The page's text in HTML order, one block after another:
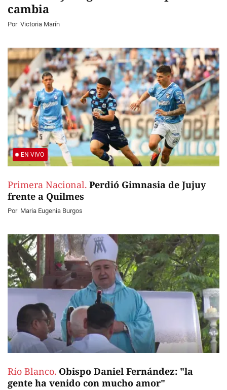
cambia
Por Victoria Marín
EN VIVO
Primera Nacional. Perdió Gimnasia de Jujuy
frente a Quilmes
Por Maria Eugenia Burgos
Río Blanco. Obispo Daniel Fernández: "la
gente ha venido con mucho amor"